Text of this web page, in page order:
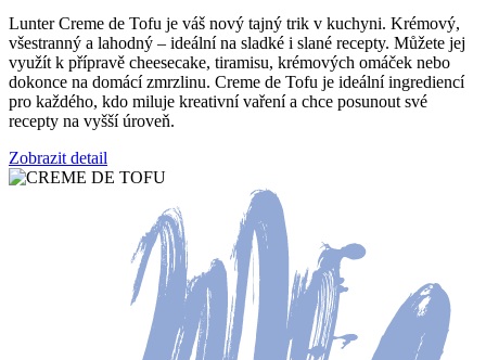
Lunter Creme de Tofu je váš nový tajný trik v kuchyni. Krémový,
všestranný a lahodný – ideální na sladké i slané recepty. Můžete jej
využít k přípravě cheesecake, tiramisu, krémových omáček nebo
dokonce na domácí zmrzlinu. Creme de Tofu je ideální ingrediencí
pro každého, kdo miluje kreativní vaření a chce posunout své
recepty na vyšší úroveň.
Zobrazit detail